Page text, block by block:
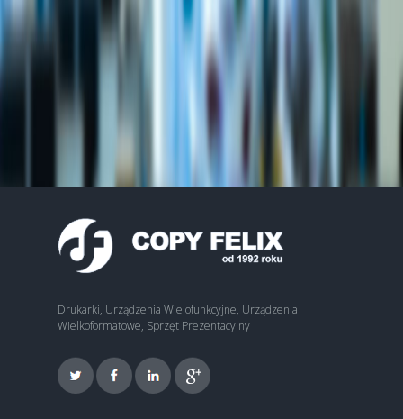
Drukarki, Urządzenia Wielofunkcyjne, Urządzenia
Wielkoformatowe, Sprzęt Prezentacyjny